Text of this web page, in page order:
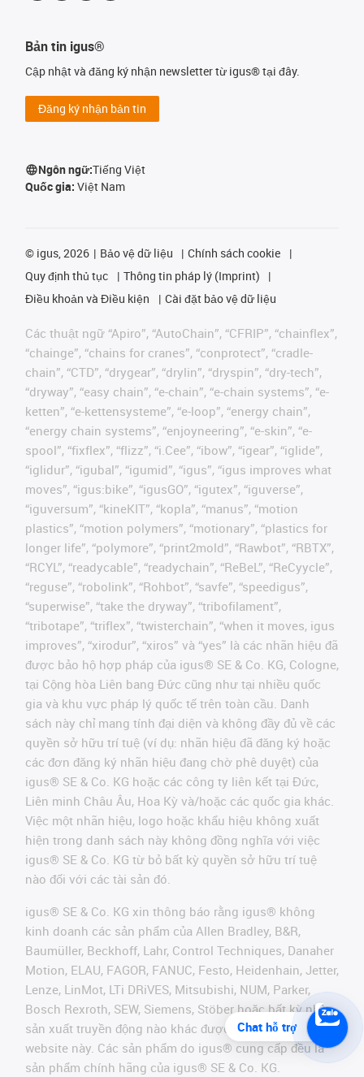
Bản tin igus®
Cập nhật và đăng ký nhận newsletter từ igus® tại đây.
Đăng ký nhận bản tin
Ngôn ngữ:Tiếng Việt
Quốc gia: Việt Nam
© igus, 2026 Bảo vệ dữ liệu
Chính sách cookie
Quy định thủ tục
Thông tin pháp lý (Imprint)
Điều khoản và Điều kiện
Cài đặt bảo vệ dữ liệu
Các thuật ngữ “Apiro”, “AutoChain”, “CFRIP”, “chainflex”,
“chainge”, “chains for cranes”, “conprotect”, “cradle-
chain”, “CTD”, “drygear”, “drylin”, “dryspin”, “dry-tech”,
“dryway”, “easy chain”, “e-chain”, “e-chain systems”, “e-
ketten”, “e-kettensysteme”, “e-loop”, “energy chain”,
“energy chain systems”, “enjoyneering”, “e-skin”, “e-
spool”, “fixflex”, “flizz”, “i.Cee”, “ibow”, “igear”, “iglide”,
“iglidur”, “igubal”, “igumid”, “igus”, “igus improves what
moves”, “igus:bike”, “igusGO”, “igutex”, “iguverse”,
“iguversum”, “kineKIT”, “kopla”, “manus”, “motion
plastics”, “motion polymers”, “motionary”, “plastics for
longer life”, “polymore”, “print2mold”, “Rawbot”, “RBTX”,
“RCYL”, “readycable”, “readychain”, “ReBeL”, “ReCyycle”,
“reguse”, “robolink”, “Rohbot”, “savfe”, “speedigus”,
“superwise”, “take the dryway”, “tribofilament”,
“tribotape”, “triflex”, “twisterchain”, “when it moves, igus
improves”, “xirodur”, “xiros” và “yes” là các nhãn hiệu đã
được bảo hộ hợp pháp của igus® SE & Co. KG, Cologne,
tại Cộng hòa Liên bang Đức cũng như tại nhiều quốc
gia và khu vực pháp lý quốc tế trên toàn cầu. Danh
sách này chỉ mang tính đại diện và không đầy đủ về các
quyền sở hữu trí tuệ (ví dụ: nhãn hiệu đã đăng ký hoặc
các đơn đăng ký nhãn hiệu đang chờ phê duyệt) của
igus® SE & Co. KG hoặc các công ty liên kết tại Đức,
Liên minh Châu Âu, Hoa Kỳ và/hoặc các quốc gia khác.
Việc một nhãn hiệu, logo hoặc khẩu hiệu không xuất
hiện trong danh sách này không đồng nghĩa với việc
igus® SE & Co. KG từ bỏ bất kỳ quyền sở hữu trí tuệ
nào đối với các tài sản đó.
igus® SE & Co. KG xin thông báo rằng igus® không
kinh doanh các sản phẩm của Allen Bradley, B&R,
Baumüller, Beckhoff, Lahr, Control Techniques, Danaher
Motion, ELAU, FAGOR, FANUC, Festo, Heidenhain, Jetter,
Lenze, LinMot, LTi DRiVES, Mitsubishi, NUM, Parker,
Bosch Rexroth, SEW, Siemens, Stöber hoặc bất kỳ nhà
sản xuất truyền động nào khác được đề cập trên
website này. Các sản phẩm do igus® cung cấp đều là
sản phẩm chính hãng của igus® SE & Co. KG.
Chat hỗ trợ